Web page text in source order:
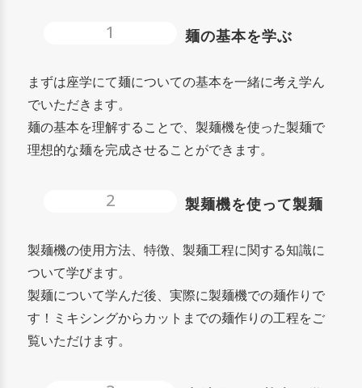
1 麺の基本を学ぶ
まずは座学にて麺についての基本を一緒に考え学ん
でいただきます。
麺の基本を理解することで、製麺機を使った製麺で
理想的な麺を完成させることができます。
2 製麺機を使って製麺
製麺機の使用方法、特徴、製麺工程に関する知識に
ついて学びます。
製麺について学んだ後、実際に製麺機での麺作りで
す！ミキシングからカットまでの麺作りの工程をご
覧いただけます。